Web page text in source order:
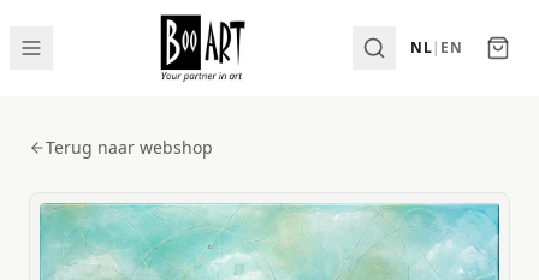
NL| EN
Terug naar webshop